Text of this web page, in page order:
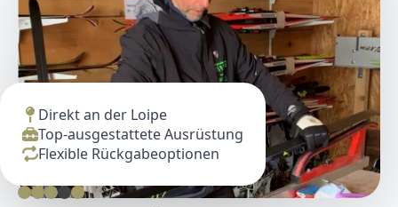
Direkt an der Loipe
Top-ausgestattete Ausrüstung
Flexible Rückgabeoptionen